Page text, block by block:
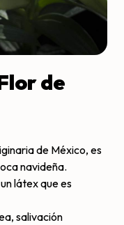
de
de México, es
navideña.
látex que es
salivación